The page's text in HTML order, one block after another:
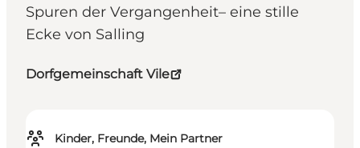
Spuren der Vergangenheit– eine stille
Ecke von Salling
Dorfgemeinschaft Vile
Kinder, Freunde, Mein Partner